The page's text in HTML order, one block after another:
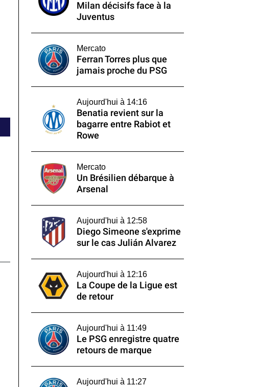
Milan décisifs face à la
Juventus
Mercato
Ferran Torres plus que
jamais proche du PSG
Aujourd'hui à 14:16
Benatia revient sur la
bagarre entre Rabiot et
Rowe
Mercato
Un Brésilien débarque à
Arsenal
Aujourd'hui à 12:58
Diego Simeone s'exprime
sur le cas Julián Alvarez
Aujourd'hui à 12:16
La Coupe de la Ligue est
de retour
Aujourd'hui à 11:49
Le PSG enregistre quatre
retours de marque
Aujourd'hui à 11:27